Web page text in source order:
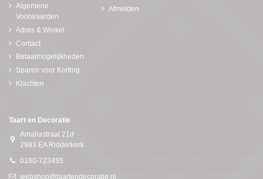
Algemene
Voorwaarden
Adres & Winkel
Contact
Betaalmogelijkheden
Sparen voor Korting
Klachten
Afmelden
Taart en Decoratie
Amaliastraat 21d
2983 EA Ridderkerk
0180-723455
webshop@taartendecoratie.nl